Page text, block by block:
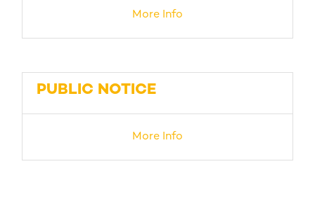
More Info
PUBLIC NOTICE
More Info